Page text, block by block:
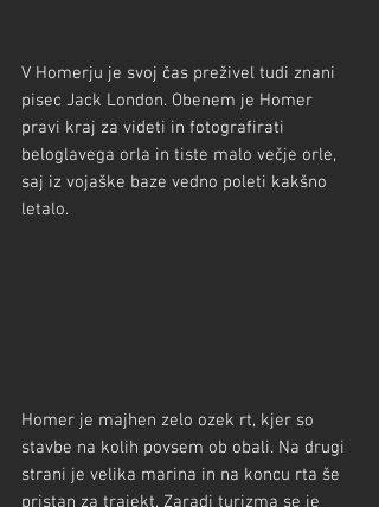
V Homerju je svoj čas preživel tudi znani
pisec Jack London. Obenem je Homer
pravi kraj za videti in fotografirati
beloglavega orla in tiste malo večje orle,
saj iz vojaške baze vedno poleti kakšno
letalo.
Homer je majhen zelo ozek rt, kjer so
stavbe na kolih povsem ob obali. Na drugi
strani je velika marina in na koncu rta še
pristan za trajekt. Zaradi turizma se je